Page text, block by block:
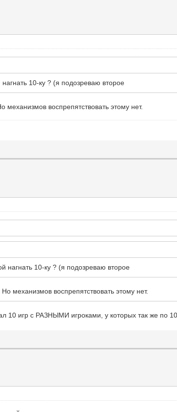
10-ку ? (я подозреваю второе
механизмов воспрепятствовать этому нет.
нагнать 10-ку ? (я подозреваю второе
механизмов воспрепятствовать этому нет.
10 игр с РАЗНЫМИ игроками, у которых так же по